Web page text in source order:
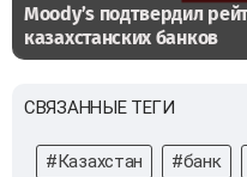
Moody’s подтвердил
казахстанских банков
СВЯЗАННЫЕ ТЕГИ
#Казахстан #банк